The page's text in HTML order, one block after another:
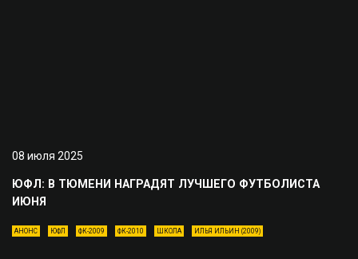
08 июля 2025
ЮФЛ: В ТЮМЕНИ НАГРАДЯТ ЛУЧШЕГО ФУТБОЛИСТА
ИЮНЯ
АНОНС ЮФЛ ФК-2009 ФК-2010 ШКОЛА ИЛЬЯ ИЛЬИН (2009)